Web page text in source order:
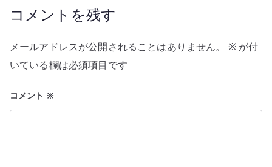
ー
シ
ョ
ン
コメントを残す
メールアドレスが公開されることはありません。 ※が付
いている欄は必須項目です
コメント ※